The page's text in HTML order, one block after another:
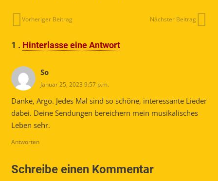
Vorheriger Beitrag Nächster Beitrag
1 . Hinterlasse eine Antwort
So
Januar 25, 2023 9:57 p.m.
Danke, Argo. Jedes Mal sind so schöne, interessante Lieder
dabei. Deine Sendungen bereichern mein musikalisches
Leben sehr.
Antworten
Schreibe einen Kommentar